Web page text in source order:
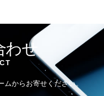
わせ
ムからお寄せください。